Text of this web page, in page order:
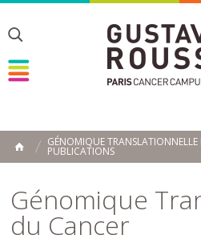
Toggle
Toggle
Toggle
ACCUEIL
GÉNOMIQUE
PUBLICATIONS
Génomique
du Cancer